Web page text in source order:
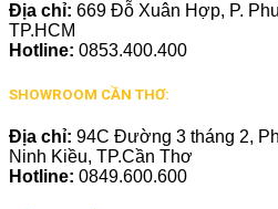
Địa chỉ: 669 Đỗ Xuân Hợp, P.
TP.HCM
Hotline: 0853.400.400
SHOWROOM CẦN THƠ:
Địa chỉ: 94C Đường 3 tháng 2,
Ninh Kiều, TP.Cần Thơ
Hotline: 0849.600.600